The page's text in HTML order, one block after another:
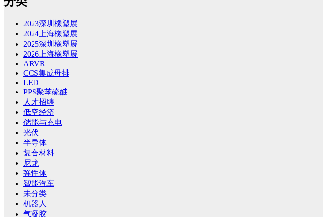
2023深圳橡塑展
2024上海橡塑展
2025深圳橡塑展
2026上海橡塑展
ARVR
CCS集成母排
LED
PPS聚苯硫醚
人才招聘
低空经济
储能与充电
光伏
半导体
复合材料
尼龙
弹性体
智能汽车
未分类
机器人
气凝胶